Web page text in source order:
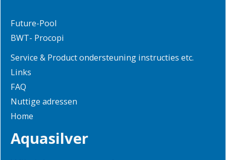
Future-Pool
BWT- Procopi
Service & Product ondersteuning instructies etc.
Links
FAQ
Nuttige adressen
Home
Aquasilver